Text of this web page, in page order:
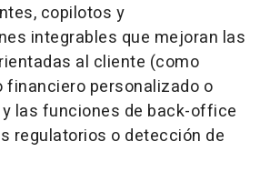
copilotos y
integrables que mejoran las
al cliente (como
financiero personalizado o
las funciones de back-office
regulatorios o detección de